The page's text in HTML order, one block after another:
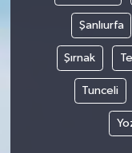
Şanlıurfa
Şırnak
Tunceli